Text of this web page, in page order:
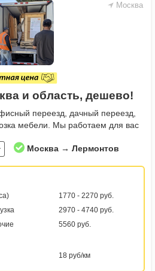
Москва
и область, дешево!
переезд, дачный переезд,
мебели. Мы работаем для вас
Москва → Лермонтов
1770 - 2270 руб.
2970 - 4740 руб.
5560 руб.
18 руб/км